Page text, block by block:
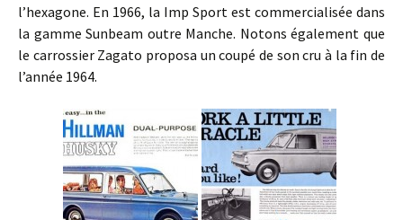
l’hexagone. En 1966, la Imp Sport est commercialisée dans
la gamme Sunbeam outre Manche. Notons également que
le carrossier Zagato proposa un coupé de son cru à la fin de
l’année 1964.